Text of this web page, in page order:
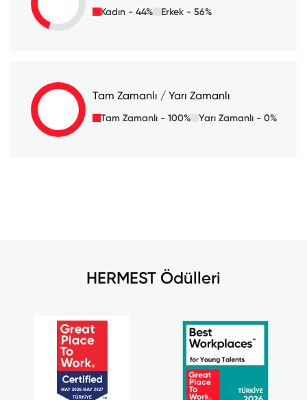
Kadın - 44% Erkek - 56%
Tam Zamanlı / Yarı Zamanlı
Tam Zamanlı - 100% Yarı Zamanlı - 0%
HERMEST Ödülleri